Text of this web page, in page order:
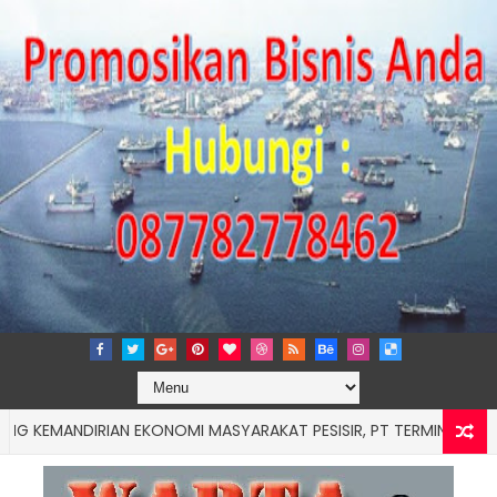
EKONOMI MASYARAKAT PESISIR, PT TERMINAL TELUK